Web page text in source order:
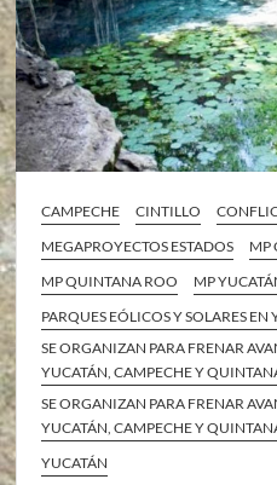
CAMPECHE CINTILLO
MEGAPROYECTOS ESTADOS
MP
MP QUINTANA ROO
MP
PARQUES EÓLICOS Y SOLARES EN
SE ORGANIZAN PARA FRENAR
YUCATÁN, CAMPECHE Y
SE ORGANIZAN PARA FRENAR
YUCATÁN, CAMPECHE Y
YUCATÁN